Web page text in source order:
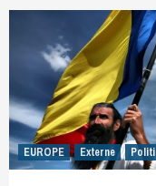
EUROPE Externe